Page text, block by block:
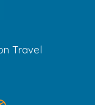
Travel